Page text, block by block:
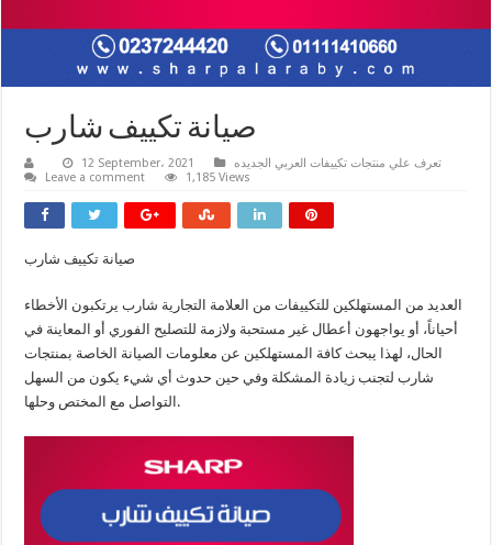
صيانة تكييف شارب
12 September، 2021
تعرف علي منتجات تكييفات العربي الجديده
Leave a comment
1,185 Views
صيانة تكييف شارب
العديد من المستهلكين للتكييفات من العلامة التجارية شارب يرتكبون الأخطاء
أحياناً، أو يواجهون أعطال غير مستحبة ولازمة للتصليح الفوري أو المعاينة في
الحال، لهذا يبحث كافة المستهلكين عن معلومات الصيانة الخاصة بمنتجات
شارب لتجنب زيادة المشكلة وفي حين حدوث أي شيء يكون من السهل
التواصل مع المختص وحلها.